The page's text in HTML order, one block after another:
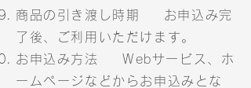
商品の引き渡し時期 お申込み完
了後、ご利用いただけます。
お申込み方法 Webサービス、ホ
ームページなどからお申込みとな